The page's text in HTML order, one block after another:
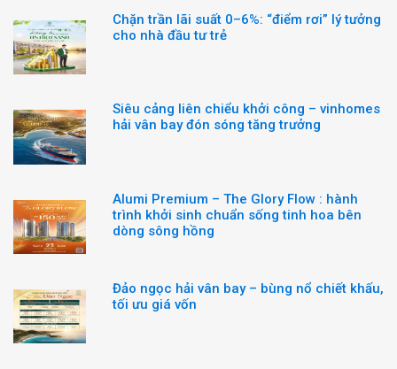
Chặn trần lãi suất 0–6%: “điểm rơi” lý tưởng
cho nhà đầu tư trẻ
Siêu cảng liên chiểu khởi công – vinhomes
hải vân bay đón sóng tăng trưởng
Alumi Premium – The Glory Flow : hành
trình khởi sinh chuẩn sống tinh hoa bên
dòng sông hồng
Đảo ngọc hải vân bay – bùng nổ chiết khấu,
tối ưu giá vốn